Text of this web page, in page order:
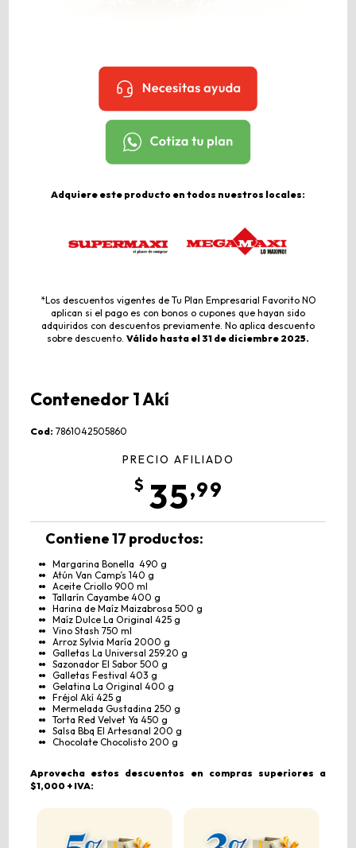
Adquiere este producto en todos nuestros locales:
*Los descuentos vigentes de Tu Plan Empresarial Favorito NO
aplican si el pago es con bonos o cupones que hayan sido
adquiridos con descuentos previamente. No aplica descuento
sobre descuento. Válido hasta el 31 de diciembre 2025.
Contenedor 1 Akí
Cod: 7861042505860
PRECIO AFILIADO
35,99
Contiene 17 productos:
Margarina Bonella 490 g
Atún Van Camp’s 140 g
Aceite Criollo 900 ml
Tallarín Cayambe 400 g
Harina de Maíz Maizabrosa 500 g
Maíz Dulce La Original 425 g
Vino Stash 750 ml
Arroz Sylvia María 2000 g
Galletas La Universal 259.20 g
Sazonador El Sabor 500 g
Galletas Festival 403 g
Gelatina La Original 400 g
Fréjol Akí 425 g
Mermelada Gustadina 250 g
Torta Red Velvet Ya 450 g
Salsa Bbq El Artesanal 200 g
Chocolate Chocolisto 200 g
Aprovecha estos descuentos en compras superiores a
$1,000 + IVA: